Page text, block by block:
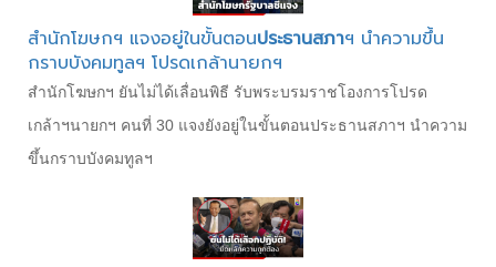
สำนักโฆษกฯ แจงอยู่ในขั้นตอนประธานสภาฯ นำความขึ้น
กราบบังคมทูลฯ โปรดเกล้านายกฯ
สำนักโฆษกฯ ยันไม่ได้เลื่อนพิธี รับพระบรมราชโองการโปรด
เกล้าฯนายกฯ คนที่ 30 แจงยังอยู่ในขั้นตอนประธานสภาฯ นำความ
ขึ้นกราบบังคมทูลฯ